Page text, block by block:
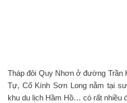
Tháp đôi Quy Nhơn ở đường Trần
Tự, Cổ Kính Sơn Long nằm tại
khu du lịch Hầm Hồ… có rất nhiều